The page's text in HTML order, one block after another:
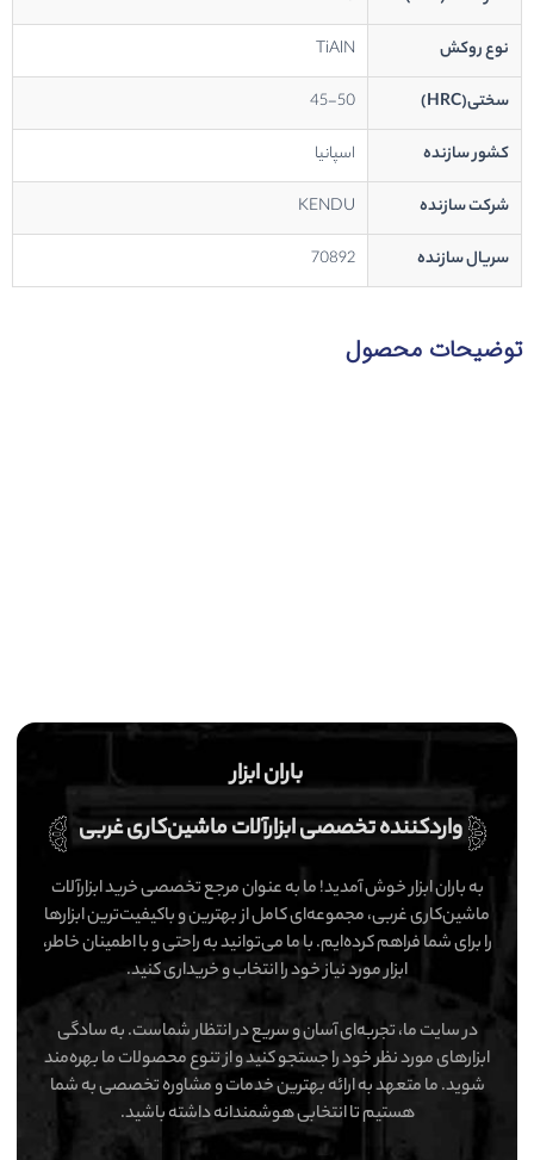
نوع روکش
TiAlN
سختی(HRC)
45-50
کشور سازنده
اسپانیا
شرکت سازنده
KENDU
سریال سازنده
70892
توضیحات محصول
باران ابزار
واردکننده تخصصی ابزارآلات ماشین‌کاری غربی
به باران ابزار خوش آمدید! ما به عنوان مرجع تخصصی خرید ابزارآلات
ماشین‌کاری غربی، مجموعه‌ای کامل از بهترین و باکیفیت‌ترین ابزارها
را برای شما فراهم کرده‌ایم. با ما می‌توانید به راحتی و با اطمینان خاطر،
ابزار مورد نیاز خود را انتخاب و خریداری کنید.
در سایت ما، تجربه‌ای آسان و سریع در انتظار شماست. به سادگی
ابزارهای مورد نظر خود را جستجو کنید و از تنوع محصولات ما بهره‌مند
شوید. ما متعهد به ارائه بهترین خدمات و مشاوره تخصصی به شما
هستیم تا انتخابی هوشمندانه داشته باشید.